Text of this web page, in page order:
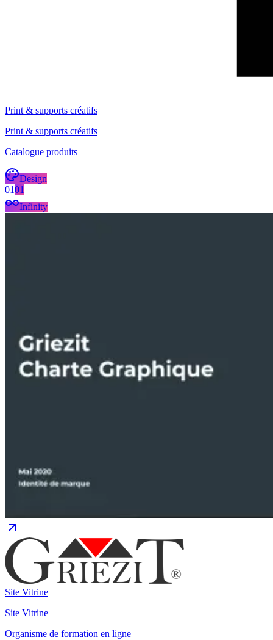
Print & supports créatifs
Print & supports créatifs
Catalogue produits
Design
0101
Infinity
Site Vitrine
Site Vitrine
Organisme de formation en ligne